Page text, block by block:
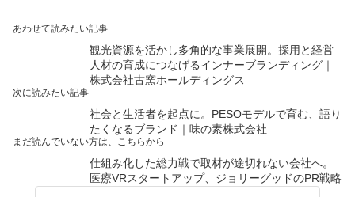
あわせて読みたい記事
観光資源を活かし多角的な事業展開。採用と経営
人材の育成につなげるインナーブランディング｜
株式会社古窯ホールディングス
次に読みたい記事
社会と生活者を起点に。PESOモデルで育む、語り
たくなるブランド｜味の素株式会社
まだ読んでいない方は、こちらから
仕組み化した総力戦で取材が途切れない会社へ。
医療VRスタートアップ、ジョリーグッドのPR戦略